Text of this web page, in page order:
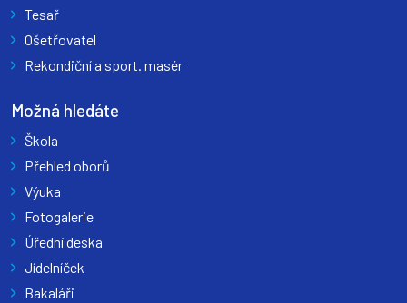
Tesař
Ošetřovatel
Rekondiční a sport. masér
Možná hledáte
Škola
Přehled oborů
Výuka
Fotogalerie
Úřední deska
Jídelníček
Bakaláři